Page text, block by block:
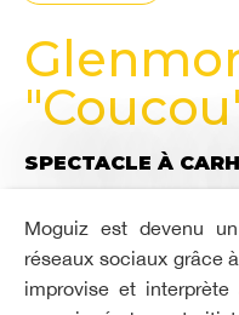
SPECTACLE À
Moguiz est devenu
réseaux sociaux grâce
improvise et